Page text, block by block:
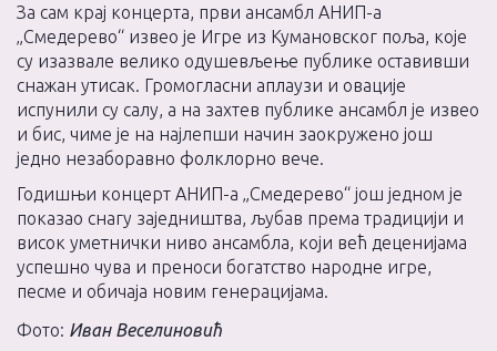
За сам крај концерта, први ансамбл АНИП-а
„Смедерево“ извео је Игре из Кумановског поља, које
су изазвале велико одушевљење публике оставивши
снажан утисак. Громогласни аплаузи и овације
испунили су салу, а на захтев публике ансамбл је извео
и бис, чиме је на најлепши начин заокружено још
једно незаборавно фолклорно вече.
Годишњи концерт АНИП-а „Смедерево“ још једном је
показао снагу заједништва, љубав према традицији и
висок уметнички ниво ансамбла, који већ деценијама
успешно чува и преноси богатство народне игре,
песме и обичаја новим генерацијама.
Фото: Иван Веселиновић